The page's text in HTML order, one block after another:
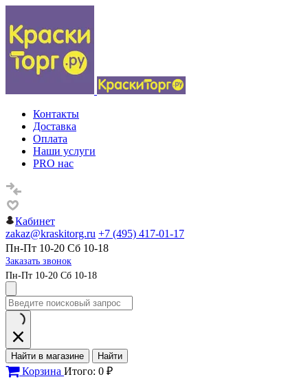
Контакты
Доставка
Оплата
Наши услуги
PRO нас
Кабинет
zakaz@kraskitorg.ru +7 (495) 417-01-17
Пн-Пт 10-20 Сб 10-18
Заказать звонок
Пн-Пт 10-20 Сб 10-18
Найти в магазине Найти
Корзина Итого: 0 ₽